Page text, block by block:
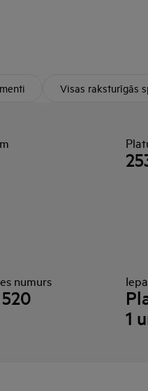
Visas raksturīgās
numurs
1